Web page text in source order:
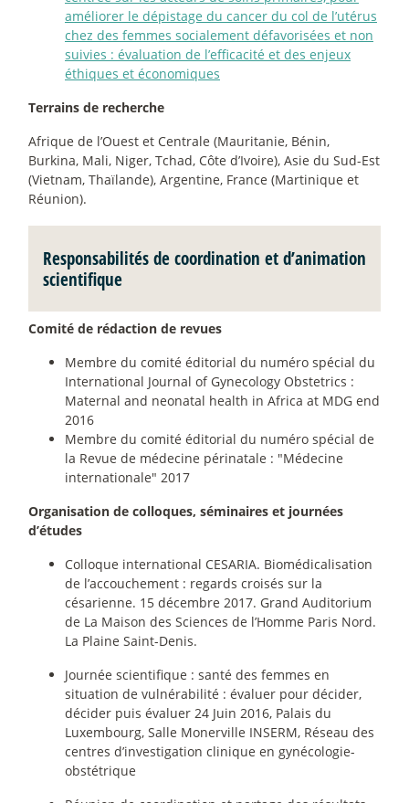
améliorer le dépistage du cancer du col de l’utérus
chez des femmes socialement défavorisées et non
suivies : évaluation de l’efficacité et des enjeux
éthiques et économiques
Terrains de recherche
Afrique de l’Ouest et Centrale (Mauritanie, Bénin,
Burkina, Mali, Niger, Tchad, Côte d’Ivoire), Asie du Sud-Est
(Vietnam, Thaïlande), Argentine, France (Martinique et
Réunion).
Responsabilités de coordination et d’animation
scientifique
Comité de rédaction de revues
Membre du comité éditorial du numéro spécial du
International Journal of Gynecology Obstetrics :
Maternal and neonatal health in Africa at MDG end
2016
Membre du comité éditorial du numéro spécial de
la Revue de médecine périnatale : "Médecine
internationale" 2017
Organisation de colloques, séminaires et journées
d’études
Colloque international CESARIA. Biomédicalisation
de l’accouchement : regards croisés sur la
césarienne. 15 décembre 2017. Grand Auditorium
de La Maison des Sciences de l’Homme Paris Nord.
La Plaine Saint-Denis.
Journée scientifique : santé des femmes en
situation de vulnérabilité : évaluer pour décider,
décider puis évaluer 24 Juin 2016, Palais du
Luxembourg, Salle Monerville INSERM, Réseau des
centres d’investigation clinique en gynécologie-
obstétrique